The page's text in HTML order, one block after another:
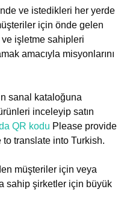
ve istedikleri her yerde
için önde gelen
işletme sahipleri
amacıyla misyonlarını
sanal kataloğuna
inceleyip satın
QR kodu Please provide
translate into Turkish.
müşteriler için veya
sahip şirketler için büyük